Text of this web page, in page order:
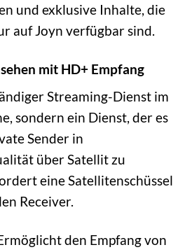
und exklusive Inhalte, die
auf Joyn verfügbar sind.
mit HD+ Empfang
Streaming-Dienst im
sondern ein Dienst, der es
Sender in
über Satellit zu
eine Satellitenschüssel
Receiver.
den Empfang von